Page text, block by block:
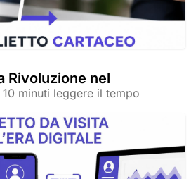
Rivoluzione nel
10 minuti leggere il tempo